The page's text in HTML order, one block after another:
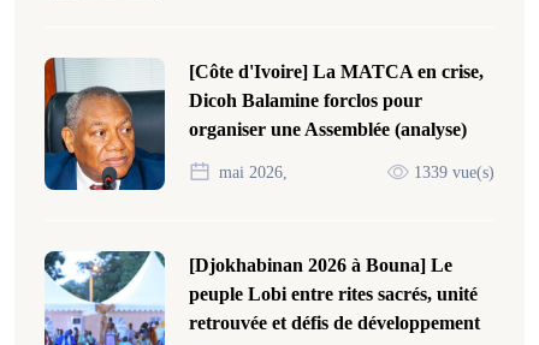
[Côte d'Ivoire] La MATCA en crise,
Dicoh Balamine forclos pour
organiser une Assemblée (analyse)
mai 2026, 1339 vue(s)
[Djokhabinan 2026 à Bouna] Le
peuple Lobi entre rites sacrés, unité
retrouvée et défis de développement